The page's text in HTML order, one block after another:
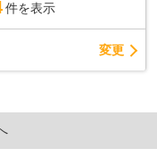
件を表示
変更